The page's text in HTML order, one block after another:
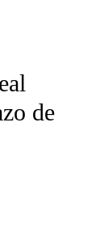
TO RECEIVE
de